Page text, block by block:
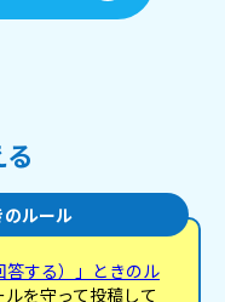
ルール
答する）」ときのル
を守って投稿して